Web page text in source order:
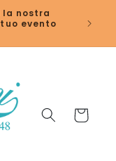
la nostra
evento
Carrello